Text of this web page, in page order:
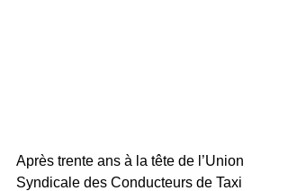
Après trente ans à la tête de l’Union
Syndicale des Conducteurs de Taxi